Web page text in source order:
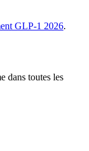
GLP-1 2026.
dans toutes les